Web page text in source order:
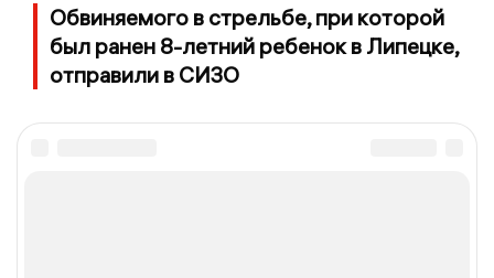
Обвиняемого в стрельбе, при которой
был ранен 8-летний ребенок в Липецке,
отправили в СИЗО